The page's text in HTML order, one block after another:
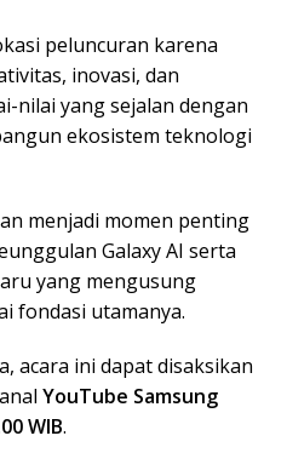
peluncuran karena
inovasi, dan
nilai yang sejalan dengan
ekosistem teknologi
menjadi momen penting
Galaxy AI serta
yang mengusung
fondasi utamanya.
acara ini dapat disaksikan
YouTube Samsung
WIB.